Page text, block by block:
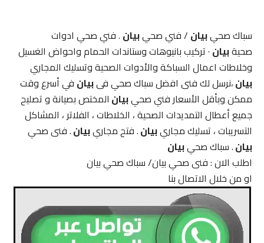
سباك صحيبيان/ فني صحيبيان. فني صحي ادوات
صحيةبيان· تركيب بانيوهات وستاندات الحمام واحواض الغسيل
وخلاطات اعمال السباكة والأدوات الصحية وتسليك المجاري
بيان،نرسل لك فنى افضل سباك صحي فىبيانفي أسرع وقت
ممكن وبأقل الأسعار فني صحيبيانالمختص بصيانة و تصليح
جميع أعطال التمديدات الصحية ، الخلاطات ، الفلاتر ، المشاكل
التسريبات ، تسليك مجاريبيان. فتح مجاريبيان. فنى صحي
بيان. سباك صحيبيان
اطلب الان : فنى صحي بيان/ سباك صحي بيان
او من خلال الاتصال بنا